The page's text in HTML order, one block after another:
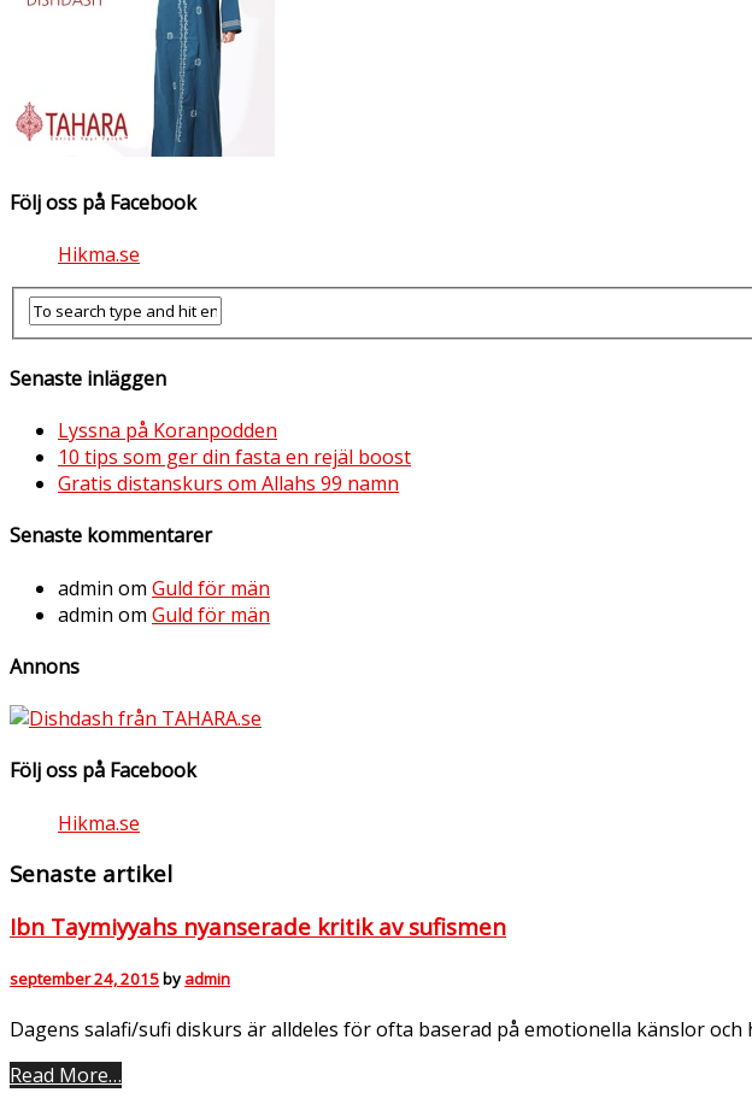
Följ oss på Facebook
Hikma.se
Senaste inläggen
Lyssna på Koranpodden
10 tips som ger din fasta en rejäl boost
Gratis distanskurs om Allahs 99 namn
Senaste kommentarer
admin om Guld för män
admin om Guld för män
Annons
Följ oss på Facebook
Hikma.se
Senaste artikel
Ibn Taymiyyahs nyanserade kritik av sufismen
september 24, 2015byadmin
Dagens salafi/sufi diskurs är alldeles för ofta baserad på emotionella känslor
Read More…